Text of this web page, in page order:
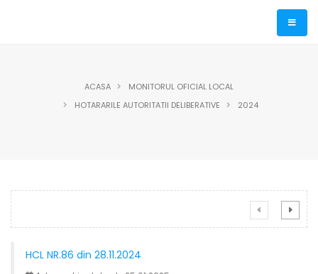
ACASA
MONITORUL OFICIAL LOCAL
HOTARARILE AUTORITATII DELIBERATIVE
2024
HCL NR.86 din 28.11.2024